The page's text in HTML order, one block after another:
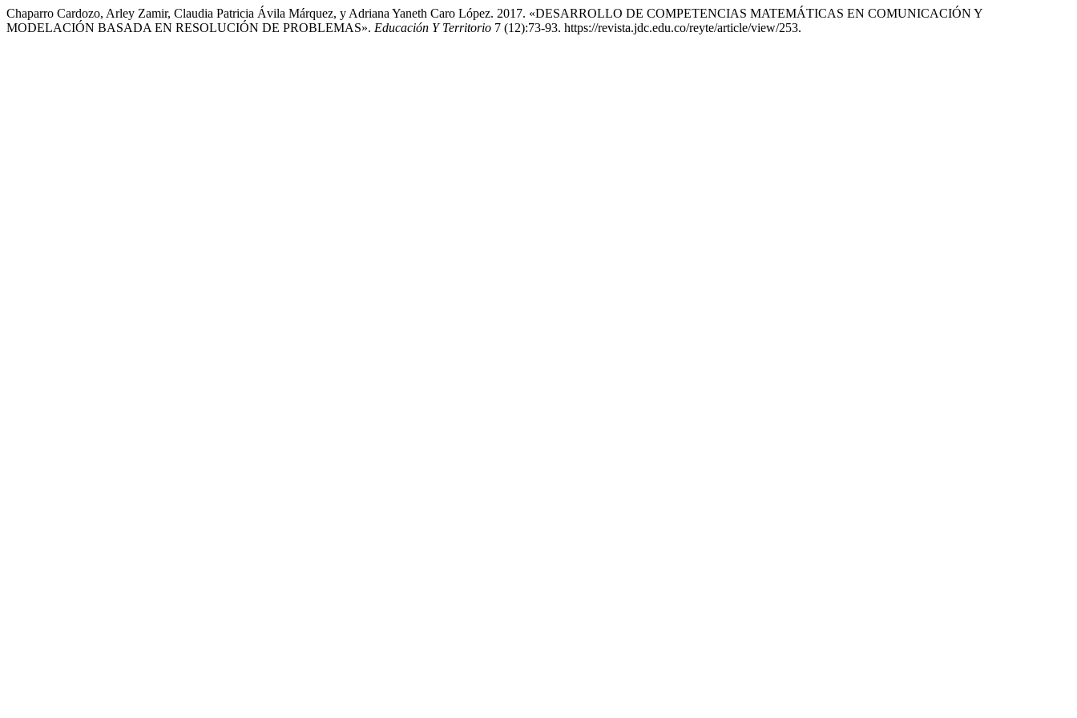
Chaparro Cardozo, Arley Zamir, Claudia Patricia Ávila Márquez, y Adriana Yaneth Caro López. 2017. «DESARROLLO DE COMPETENCIAS MATEMÁTICAS EN COMUNICACIÓN Y
MODELACIÓN BASADA EN RESOLUCIÓN DE PROBLEMAS». Educación Y Territorio 7 (12):73-93. https://revista.jdc.edu.co/reyte/article/view/253.